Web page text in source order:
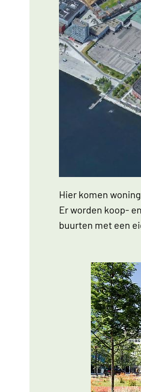
Hier komen
Er worden koop-
buurten met een